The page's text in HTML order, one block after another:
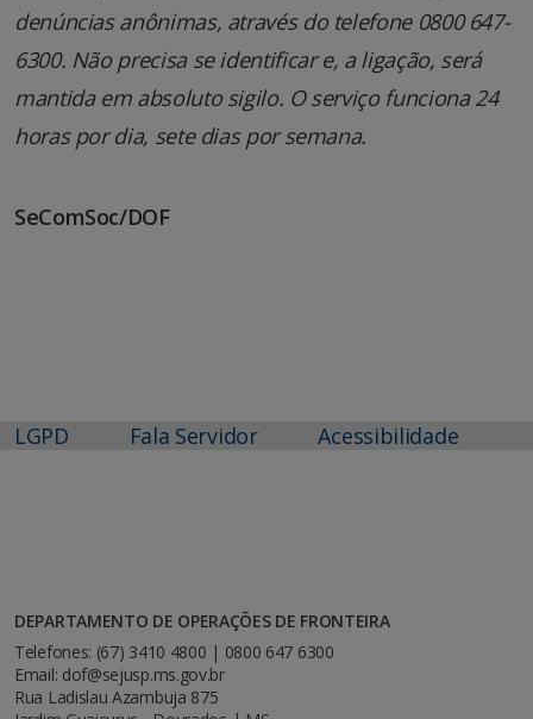
denúncias anônimas, através do telefone 0800 647-
6300. Não precisa se identificar e, a ligação, será
mantida em absoluto sigilo. O serviço funciona 24
horas por dia, sete dias por semana.
SeComSoc/DOF
LGPD Fala Servidor Acessibilidade
DEPARTAMENTO DE OPERAÇÕES DE FRONTEIRA
Telefones: (67) 3410 4800 | 0800 647 6300
Email: dof@sejusp.ms.gov.br
Rua Ladislau Azambuja 875